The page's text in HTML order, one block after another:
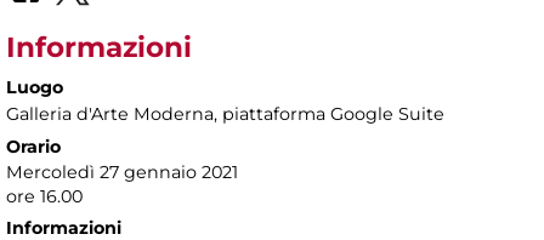
Informazioni
Luogo
Galleria d'Arte Moderna, piattaforma Google Suite
Orario
Mercoledì 27 gennaio 2021
ore 16.00
Informazioni